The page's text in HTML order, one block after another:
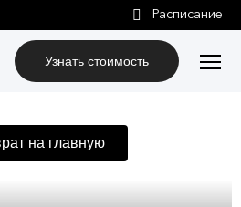
Узнать стоимость
на главную